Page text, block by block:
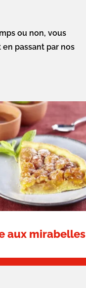
ou non, vous
passant par nos
aux mirabelles